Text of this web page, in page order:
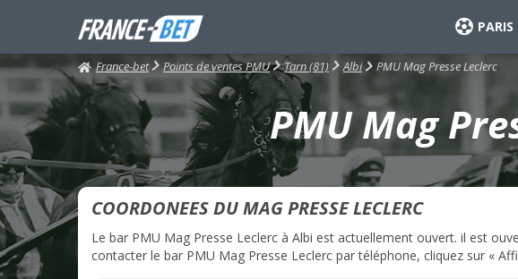
PARIS
France-bet Points de ventes PMU Tarn (81) Albi PMU Mag Presse Leclerc
PMU Mag
COORDONEES DU MAG PRESSE LECLERC
Le bar PMU Mag Presse Leclerc à Albi est actuellement ouvert. il est
contacter le bar PMU Mag Presse Leclerc par téléphone, cliquez sur «